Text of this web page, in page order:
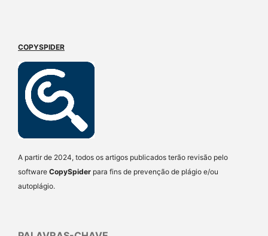
COPYSPIDER
A partir de 2024, todos os artigos publicados terão revisão pelo
software CopySpider para fins de prevenção de plágio e/ou
autoplágio.